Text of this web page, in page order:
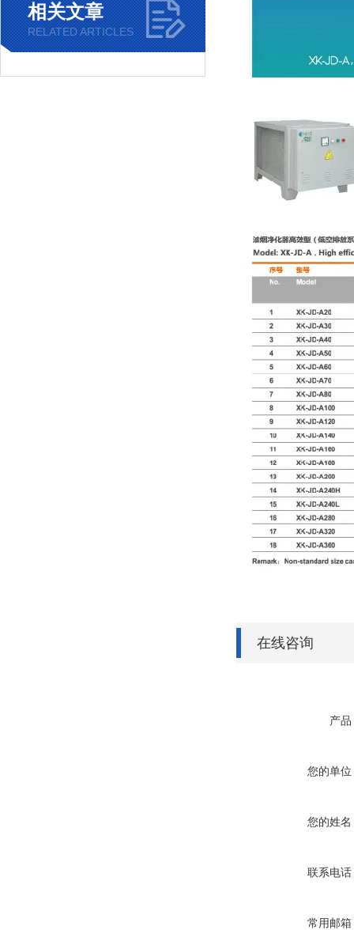
相关文章
RELATED ARTICLES
在线咨询
产品
您的单位
您的姓名
联系电话
常用邮箱